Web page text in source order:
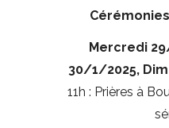
Mercredi
30/1/2025,
11h : Prières à